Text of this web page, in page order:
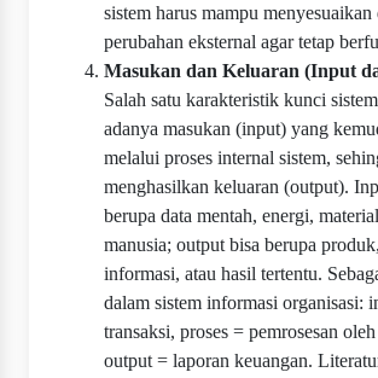
sistem harus mampu
perubahan eksternal agar tetap
Masukan dan Keluaran (Input
Salah satu karakteristik kunci
adanya masukan (input) yang
melalui proses internal sistem,
menghasilkan keluaran (output).
berupa data mentah, energi,
manusia; output bisa berupa
informasi, atau hasil tertentu.
dalam sistem informasi organisasi:
transaksi, proses = pemrosesan
output = laporan keuangan.